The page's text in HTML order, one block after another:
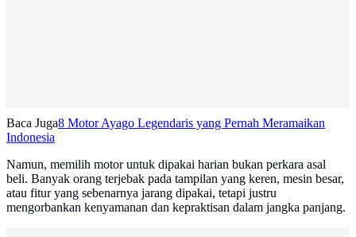
Baca Juga8 Motor Ayago Legendaris yang Pernah Meramaikan
Indonesia
Namun, memilih motor untuk dipakai harian bukan perkara asal
beli. Banyak orang terjebak pada tampilan yang keren, mesin besar,
atau fitur yang sebenarnya jarang dipakai, tetapi justru
mengorbankan kenyamanan dan kepraktisan dalam jangka panjang.